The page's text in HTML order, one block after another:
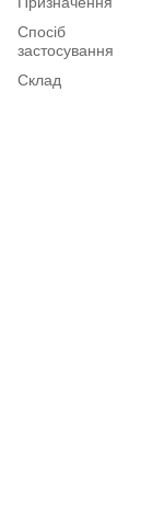
Спосіб
застосування
Склад